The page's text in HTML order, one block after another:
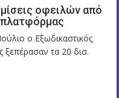
οφειλών από
πλατφόρμας
ο Εξωδικαστικός
ξεπέρασαν τα 20 δισ.